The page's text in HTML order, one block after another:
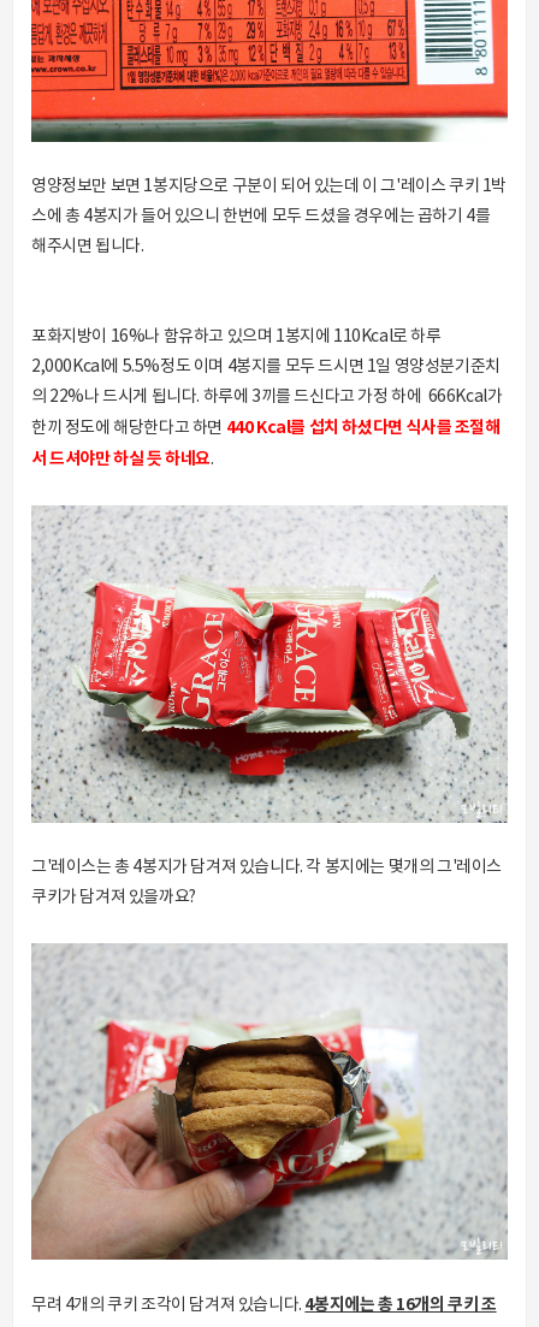
영양정보만 보면 1봉지당으로 구분이 되어 있는데 이 그'레이스 쿠키 1박
스에 총 4봉지가 들어 있으니 한번에 모두 드셨을 경우에는 곱하기 4를
해주시면 됩니다.
포화지방이 16%나 함유하고 있으며 1봉지에 110Kcal로 하루
2,000Kcal에 5.5%정도 이며 4봉지를 모두 드시면 1일 영양성분기준치
의 22%나 드시게 됩니다. 하루에 3끼를 드신다고 가정 하에 666Kcal가
한끼 정도에 해당한다고 하면 440 Kcal를 섭치 하셨다면 식사를 조절해
서 드셔야만 하실 듯 하네요.
그'레이스는 총 4봉지가 담겨져 있습니다. 각 봉지에는 몇개의 그'레이스
쿠키가 담겨져 있을까요?
무려 4개의 쿠키 조각이 담겨져 있습니다. 4봉지에는 총 16개의 쿠키 조